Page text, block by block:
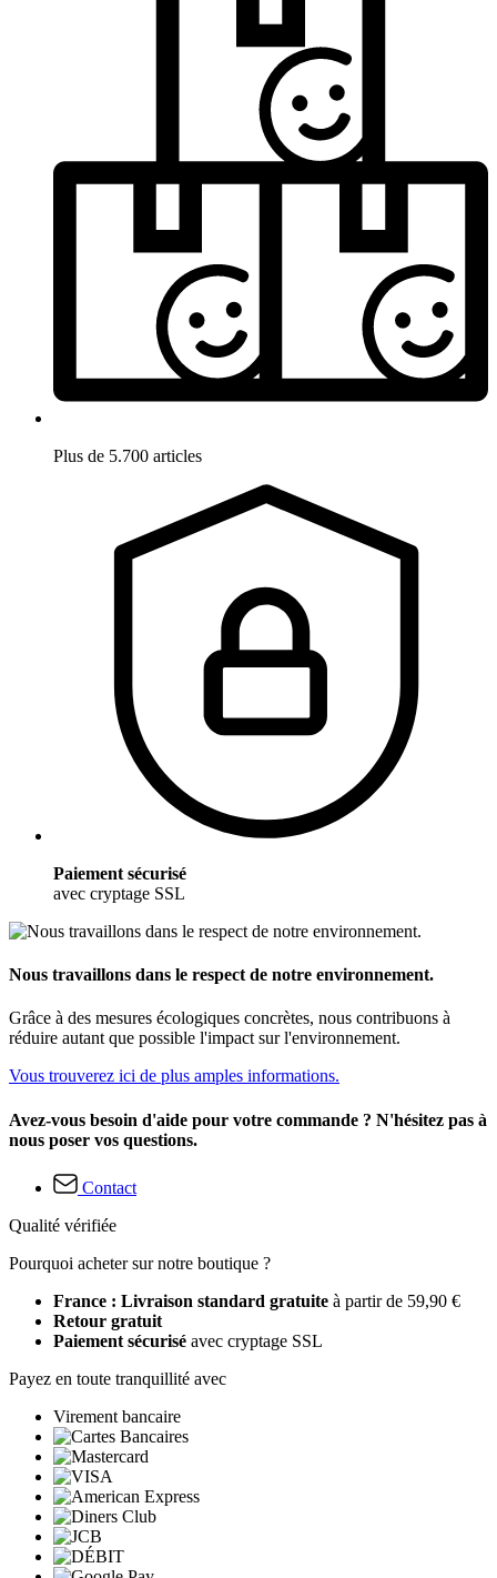
Plus de 5.700 articles
Paiement sécurisé
avec cryptage SSL
Nous travaillons dans le respect de notre environnement.
Grâce à des mesures écologiques concrètes, nous contribuons à
réduire autant que possible l'impact sur l'environnement.
Vous trouverez ici de plus amples informations.
Avez-vous besoin d'aide pour votre commande ? N'hésitez pas à
nous poser vos questions.
Contact
Qualité vérifiée
Pourquoi acheter sur notre boutique ?
France : Livraison standard gratuite à partir de 59,90 €
Retour gratuit
Paiement sécurisé avec cryptage SSL
Payez en toute tranquillité avec
Virement bancaire